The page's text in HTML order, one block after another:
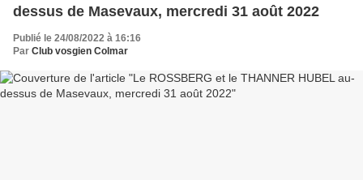
dessus de Masevaux, mercredi 31 août 2022
Publié le 24/08/2022 à 16:16
Par Club vosgien Colmar